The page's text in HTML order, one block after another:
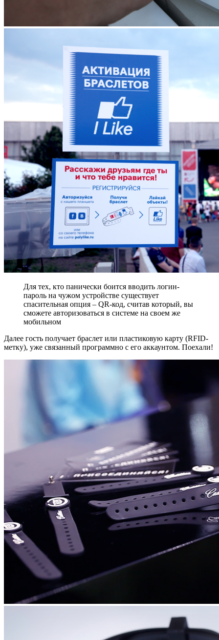
Для тех, кто панически боится вводить логин-
пароль на чужом устройстве существует
спасительная опция – QR-код, считав который, вы
сможете авторизоваться в системе на своем же
мобильном
Далее гость получает браслет или пластиковую карту (RFID-
метку), уже связанный программно с его аккаунтом. Поехали!